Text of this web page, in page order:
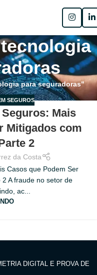
para seguradoras"
SEGUROS
Mais
Mitigados com
2
da Costa
Casos que Podem Ser
A fraude no setor de
ac...
DIGITAL E PROVA DE